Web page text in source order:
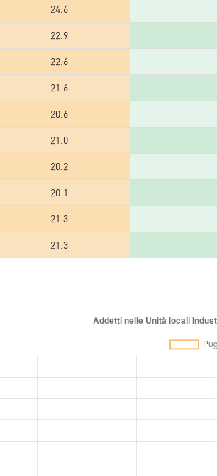
24.6
22.9
22.6
21.6
20.6
21.0
20.2
20.1
21.3
21.3